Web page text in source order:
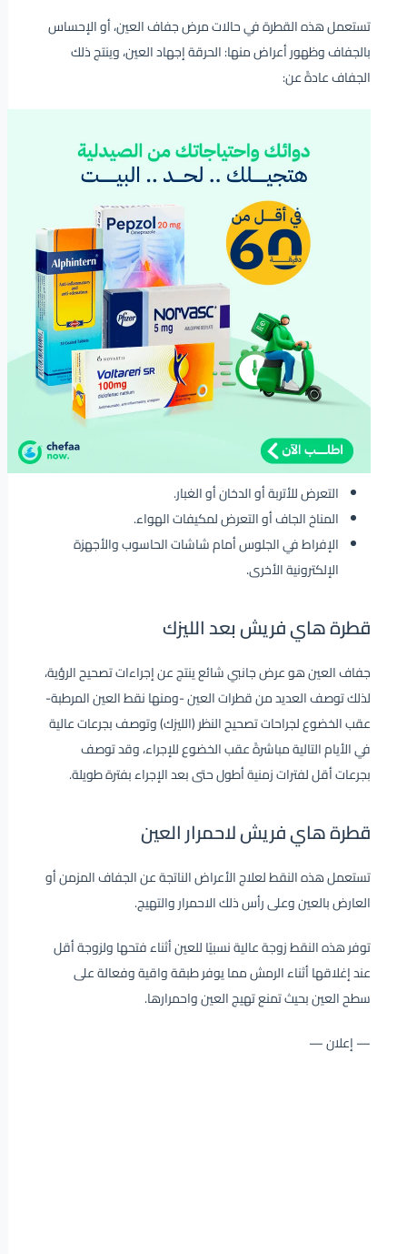
تستعمل هذه القطرة في حالات مرض جفاف العين، أو الإحساس
بالجفاف وظهور أعراض منها: الحرقة إجهاد العين، وينتج ذلك
الجفاف عادةً عن:
التعرض للأتربة أو الدخان أو الغبار.
المناخ الجاف أو التعرض لمكيفات الهواء.
الإفراط في الجلوس أمام شاشات الحاسوب والأجهزة
الإلكترونية الأخرى.
قطرة هاي فريش بعد الليزك
جفاف العين هو عرض جانبي شائع ينتج عن إجراءات تصحيح الرؤية،
لذلك توصف العديد من قطرات العين -ومنها نقط العين المرطبة-
عقب الخضوع لجراحات تصحيح النظر (الليزك) وتوصف بجرعات عالية
في الأيام التالية مباشرةً عقب الخضوع للإجراء، وقد توصف
بجرعات أقل لفترات زمنية أطول حتى بعد الإجراء بفترة طويلة.
قطرة هاي فريش لاحمرار العين
تستعمل هذه النقط لعلاج الأعراض الناتجة عن الجفاف المزمن أو
العارض بالعين وعلى رأس ذلك الاحمرار والتهيج.
توفر هذه النقط زوجة عالية نسبيًا للعين أثناء فتحها ولزوجة أقل
عند إغلاقها أثناء الرمش مما يوفر طبقة واقية وفعالة على
سطح العين بحيث تمنع تهيج العين واحمرارها.
— إعلان —